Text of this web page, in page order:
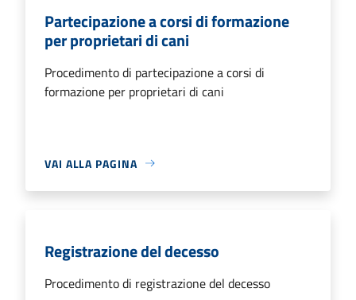
Partecipazione a corsi di formazione
per proprietari di cani
Procedimento di partecipazione a corsi di
formazione per proprietari di cani
VAI ALLA PAGINA
Registrazione del decesso
Procedimento di registrazione del decesso